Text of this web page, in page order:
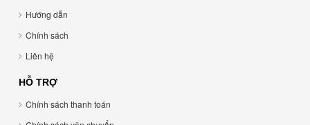
Hướng dẫn
Chính sách
Liên hệ
HỖ TRỢ
Chính sách thanh toán